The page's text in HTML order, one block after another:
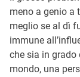
meno a genio a
meglio se al dì
immune
che sia in grado
mondo, una